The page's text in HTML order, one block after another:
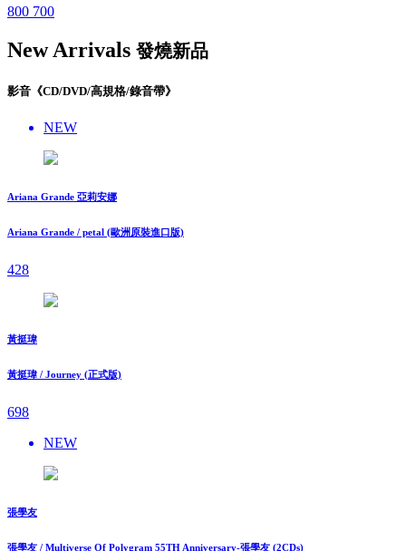
800 700
New Arrivals 發燒新品
影音《CD/DVD/高規格/錄音帶》
NEW
Ariana Grande 亞莉安娜
Ariana Grande / petal (歐洲原裝進口版)
428
黃挺瑋
黃挺瑋 / Journey (正式版)
698
NEW
張學友
張學友 / Multiverse Of Polygram 55TH Anniversary-張學友 (2CDs)